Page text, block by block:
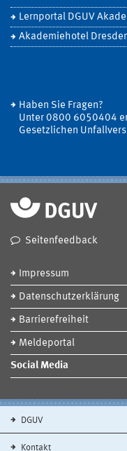
Lernportal DGUV
Akademiehotel
Haben Sie Fragen?
Unter 0800 6050404
Gesetzlichen
Seitenfeedback
Impressum
Datenschutzerklärung
Barrierefreiheit
Meldeportal
Social Media
DGUV
Kontakt